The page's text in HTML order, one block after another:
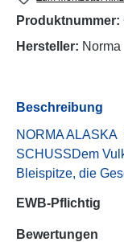
Produktnummer:
Hersteller: Norma
Beschreibung
NORMA
SCHUSSDem
Bleispitze, die
EWB-Pflichtig
Bewertungen